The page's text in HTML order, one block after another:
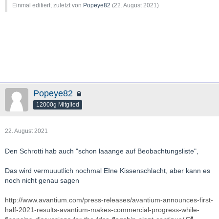
http://www.researchgate.net/publication/301376092_Implementa
ay-s-market-view---adriatic-metals-afritin-bluerock-diamonds-
construction/
Einmal editiert, zuletzt von Popeye82 (22. August 2021)
Popeye82
12000g Mitglied
22. August 2021
Den Schrotti hab auch "schon laaange auf Beobachtungsliste",
Das wird vermuuutlich nochmal EIne Kissenschlacht, aber kann es
noch nicht genau sagen
http://www.avantium.com/press-releases/avantium-announces-first-
half-2021-results-avantium-makes-commercial-progress-while-